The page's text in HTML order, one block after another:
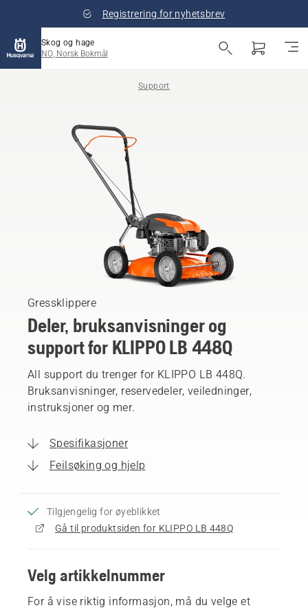
Registrering for nyhetsbrev
Skog og hage
NO, Norsk Bokmål
Support
Gressklippere
Deler, bruksanvisninger og
support for KLIPPO LB 448Q
All support du trenger for KLIPPO LB 448Q.
Bruksanvisninger, reservedeler, veiledninger,
instruksjoner og mer.
Spesifikasjoner
Feilsøking og hjelp
Tilgjengelig for øyeblikket
Gå til produktsiden for KLIPPO LB 448Q
Velg artikkelnummer
For å vise riktig informasjon, må du velge et